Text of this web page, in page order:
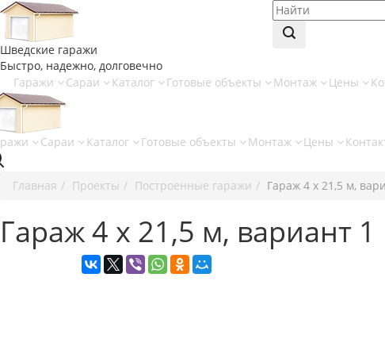
Шведские гаражи
Быстро, надежно, долговечно
Гаражи Сараи Каталог Готовые объекты Монтаж Цены
Сараи Каталог Готовые объекты Монтаж Цены
Главная Проекты Построенные гаражи Гараж 4 х 21,5 м,
Гараж 4 х 21,5 м, вариант 1